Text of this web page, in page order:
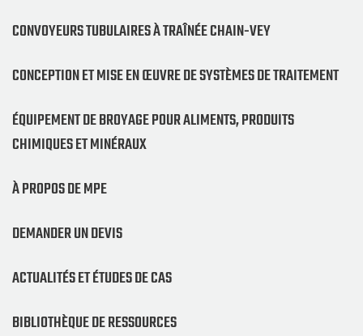
CONVOYEURS TUBULAIRES À TRAÎNÉE CHAIN-VEY
CONCEPTION ET MISE EN ŒUVRE DE SYSTÈMES DE TRAITEMENT
ÉQUIPEMENT DE BROYAGE POUR ALIMENTS, PRODUITS
CHIMIQUES ET MINÉRAUX
À PROPOS DE MPE
DEMANDER UN DEVIS
ACTUALITÉS ET ÉTUDES DE CAS
BIBLIOTHÈQUE DE RESSOURCES